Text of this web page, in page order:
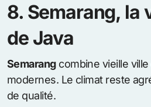
8. Semarang, la
de Java
Semarangcombine vieille
modernes. Le climat reste
de qualité.